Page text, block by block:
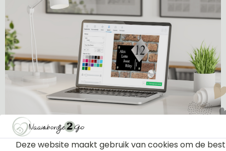
Ontwerptool
Deze website maakt gebruik van cookies om de best